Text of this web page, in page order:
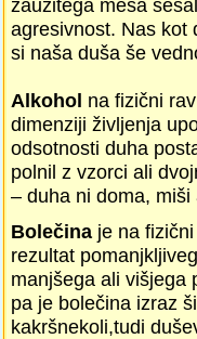
zaužitega mesa
agresivnost. Nas kot
si naša duša še
Alkohol na fizični
dimenziji življenja
odsotnosti duha
polnil z vzorci ali
– duha ni doma,
Bolečina je na
rezultat
manjšega ali višjega
pa je bolečina izraz
kakršnekoli,tudi